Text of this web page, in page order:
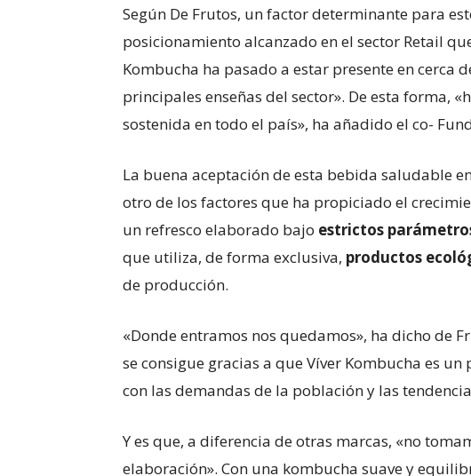
Según De Frutos, un factor determinante para
posicionamiento alcanzado en el sector Retail
Kombucha ha pasado a estar presente en cerca
principales enseñas del sector». De esta forma,
sostenida en todo el país», ha añadido el co-
La buena aceptación de esta bebida saludable
otro de los factores que ha propiciado el
un refresco elaborado bajo estrictos
que utiliza, de forma exclusiva, productos
de producción.
«Donde entramos nos quedamos», ha dicho de
se consigue gracias a que Víver Kombucha es
con las demandas de la población y las
Y es que, a diferencia de otras marcas, «no
elaboración». Con una kombucha suave y